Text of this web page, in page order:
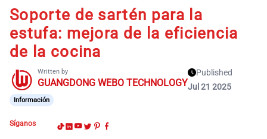
Soporte de sartén para la
estufa: mejora de la eficiencia
de la cocina
Written by
GUANGDONG WEBO TECHNOLOGY
Published
Jul 21 2025
Información
Síganos